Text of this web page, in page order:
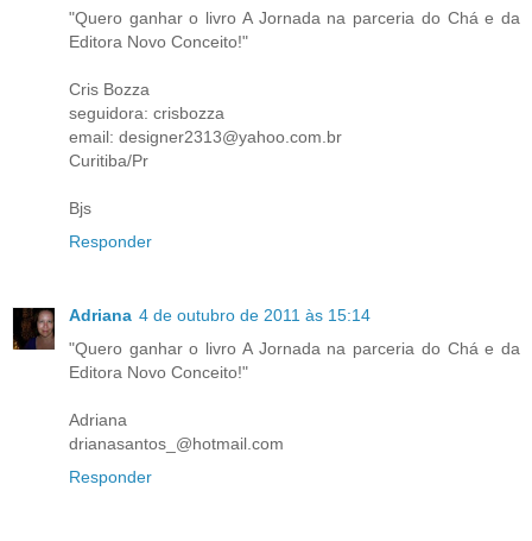
"Quero ganhar o livro A Jornada na parceria do Chá e da
Editora Novo Conceito!"
Cris Bozza
seguidora: crisbozza
email: designer2313@yahoo.com.br
Curitiba/Pr
Bjs
Responder
Adriana 4 de outubro de 2011 às 15:14
"Quero ganhar o livro A Jornada na parceria do Chá e da
Editora Novo Conceito!"
Adriana
drianasantos_@hotmail.com
Responder